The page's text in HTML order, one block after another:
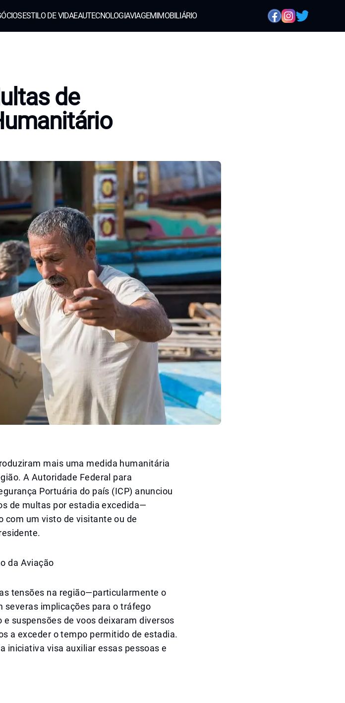
ESTILO DE VIDAEAUTECNOLOGIAVIAGEMIMOBILIÁRIO
de
mais uma medida humanitária
A Autoridade Federal para
Portuária do país (ICP) anunciou
de multas por estadia excedida—
com um visto de visitante ou de
da Aviação
tensões na região—particularmente o
implicações para o tráfego
suspensões de voos deixaram diversos
a exceder o tempo permitido de estadia.
iniciativa visa auxiliar essas pessoas e